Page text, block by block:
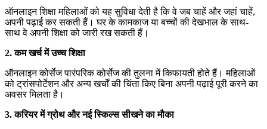
ऑनलाइन शिक्षा महिलाओं को यह सुविधा देती है कि वे जब चाहें और जहां चाहें,
अपनी पढ़ाई कर सकती हैं। घर के कामकाज या बच्चों की देखभाल के साथ-
साथ वे अपनी शिक्षा को जारी रख सकती हैं।
2. कम खर्च में उच्च शिक्षा
ऑनलाइन कोर्सेज पारंपरिक कोर्सेज की तुलना में किफायती होते हैं। महिलाओं
को ट्रांसपोर्टेशन और अन्य खर्चों की चिंता किए बिना अपनी पढ़ाई पूरी करने का
अवसर मिलता है।
3. करियर में ग्रोथ और नई स्किल्स सीखने का मौका